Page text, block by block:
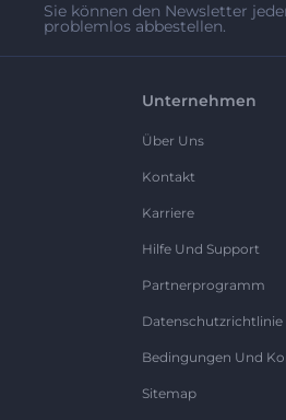
Sie können den Newsletter
problemlos abbestellen.
Unternehmen
Über Uns
Kontakt
Karriere
Hilfe Und Support
Partnerprogramm
Datenschutzrichtlinie
Bedingungen Und
Sitemap